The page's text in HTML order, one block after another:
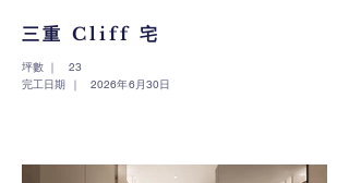
三重 Cliff 宅
​坪數 ｜
23
2026年6月30日
​完工日期 ｜